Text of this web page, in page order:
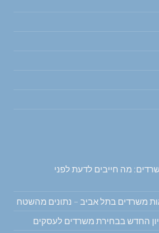
מה חייבים לדעת לפני
משרדים בתל אביב – נתונים מהשטח
החדש בבחירת משרדים לעסקים